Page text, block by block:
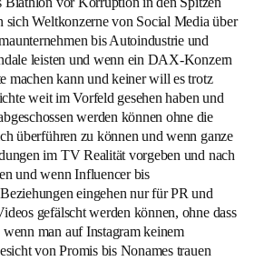
sich Weltkonzerne von Social Media über
bis Autoindustrie und
leisten und wenn ein DAX-Konzern
machen kann und keiner will es trotz
weit im Vorfeld gesehen haben und
werden können ohne die
überführen zu können und wenn ganze
im TV Realität vorgeben und nach
und wenn Influencer bis
eingehen nur für PR und
gefälscht werden können, ohne dass
man auf Instagram keinem
von Promis bis Nonames trauen